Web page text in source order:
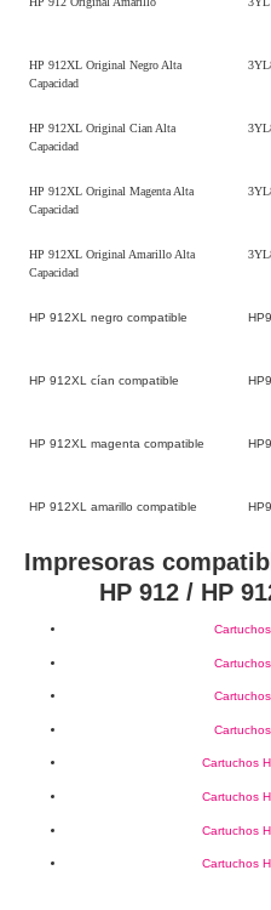
HP 912XL Original Negro Alta
Capacidad
HP 912XL Original Cian Alta
Capacidad
HP 912XL Original Magenta Alta
Capacidad
HP 912XL Original Amarillo Alta
Capacidad
HP 912XL negro compatible
HP 912XL cían compatible
HP 912XL magenta compatible
HP 912XL amarillo compatible
Impresoras
HP 912 / HP
Cartuchos
Cartuchos
Cartuchos
Cartuchos